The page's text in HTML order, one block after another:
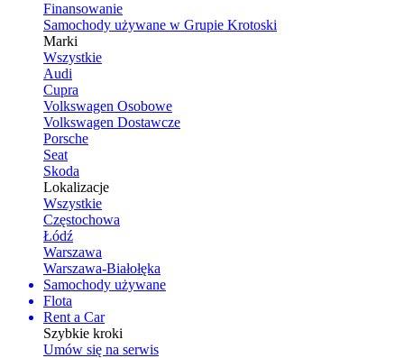
Finansowanie
Samochody używane w Grupie Krotoski
Marki
Wszystkie
Audi
Cupra
Volkswagen Osobowe
Volkswagen Dostawcze
Porsche
Seat
Skoda
Lokalizacje
Wszystkie
Częstochowa
Łódź
Warszawa
Warszawa-Białołęka
Samochody używane
Flota
Rent a Car
Szybkie kroki
Umów się na serwis